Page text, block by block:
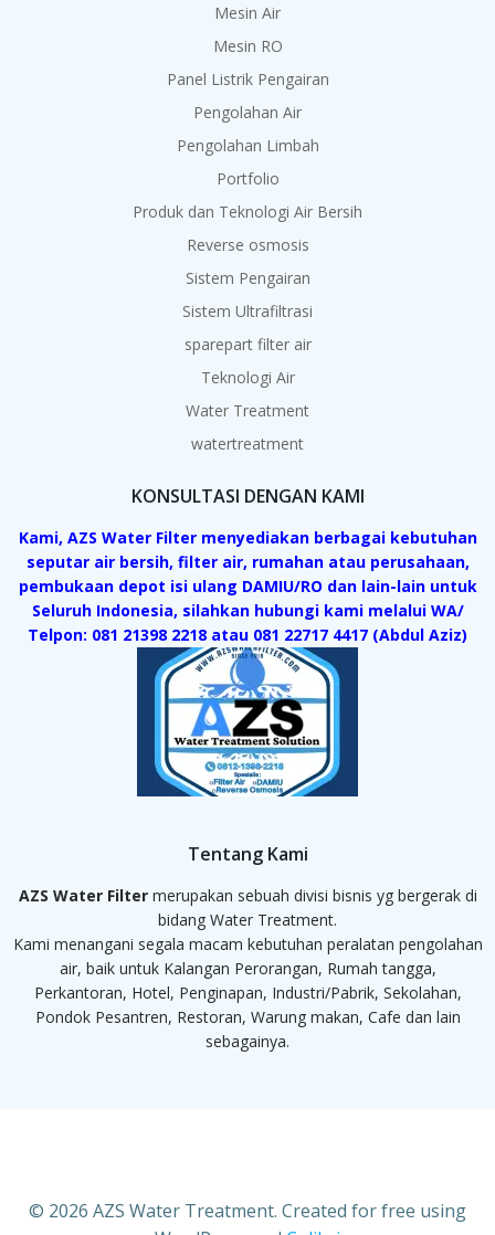
Mesin Air
Mesin RO
Panel Listrik Pengairan
Pengolahan Air
Pengolahan Limbah
Portfolio
Produk dan Teknologi Air Bersih
Reverse osmosis
Sistem Pengairan
Sistem Ultrafiltrasi
sparepart filter air
Teknologi Air
Water Treatment
watertreatment
KONSULTASI DENGAN KAMI
Kami, AZS Water Filter menyediakan berbagai kebutuhan
seputar air bersih, filter air, rumahan atau perusahaan,
pembukaan depot isi ulang DAMIU/RO dan lain-lain untuk
Seluruh Indonesia, silahkan hubungi kami melalui WA/
Telpon: 081 21398 2218 atau 081 22717 4417 (Abdul Aziz)
Tentang Kami
AZS Water Filtermerupakan sebuah divisi bisnis yg bergerak di
bidang Water Treatment.
Kami menangani segala macam kebutuhan peralatan pengolahan
air, baik untuk Kalangan Perorangan, Rumah tangga,
Perkantoran, Hotel, Penginapan, Industri/Pabrik, Sekolahan,
Pondok Pesantren, Restoran, Warung makan, Cafe dan lain
sebagainya.
© 2026 AZS Water Treatment. Created for free using